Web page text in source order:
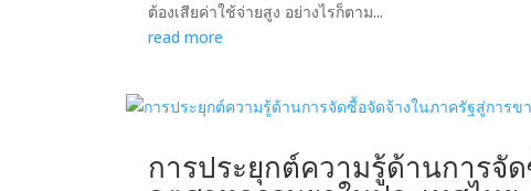
ต้องเสียค่าใช้จ่ายสูง อย่างไรก็ตาม...
read more
การประยุกต์ความรู้ด้านการจั